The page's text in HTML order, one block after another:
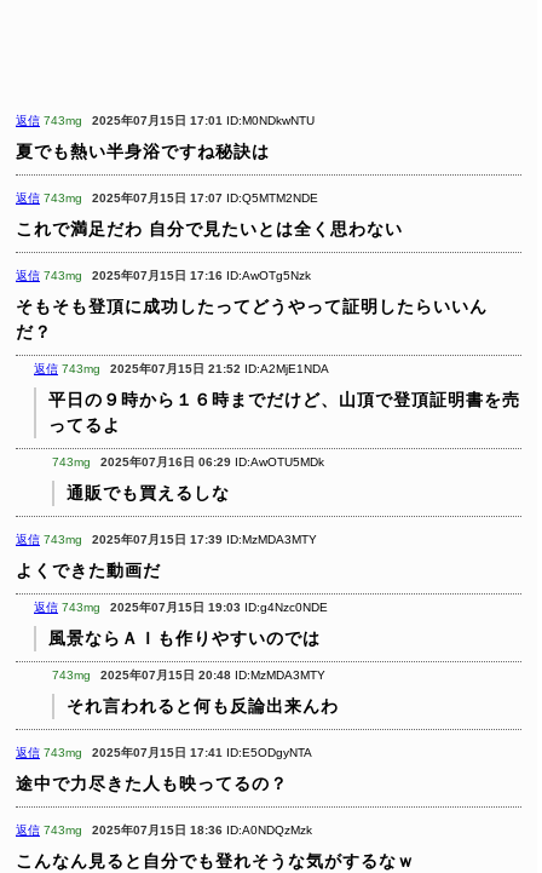
返信 743mg 2025年07月15日 17:01 ID:M0NDkwNTU
夏でも熱い半身浴ですね秘訣は
返信 743mg 2025年07月15日 17:07 ID:Q5MTM2NDE
これで満足だわ 自分で見たいとは全く思わない
返信 743mg 2025年07月15日 17:16 ID:AwOTg5Nzk
そもそも登頂に成功したってどうやって証明したらいいん
だ？
返信 743mg 2025年07月15日 21:52 ID:A2MjE1NDA
平日の９時から１６時までだけど、山頂で登頂証明書を売
ってるよ
743mg 2025年07月16日 06:29 ID:AwOTU5MDk
通販でも買えるしな
返信 743mg 2025年07月15日 17:39 ID:MzMDA3MTY
よくできた動画だ
返信 743mg 2025年07月15日 19:03 ID:g4Nzc0NDE
風景ならＡＩも作りやすいのでは
743mg 2025年07月15日 20:48 ID:MzMDA3MTY
それ言われると何も反論出来んわ
返信 743mg 2025年07月15日 17:41 ID:E5ODgyNTA
途中で力尽きた人も映ってるの？
返信 743mg 2025年07月15日 18:36 ID:A0NDQzMzk
こんなん見ると自分でも登れそうな気がするなｗ